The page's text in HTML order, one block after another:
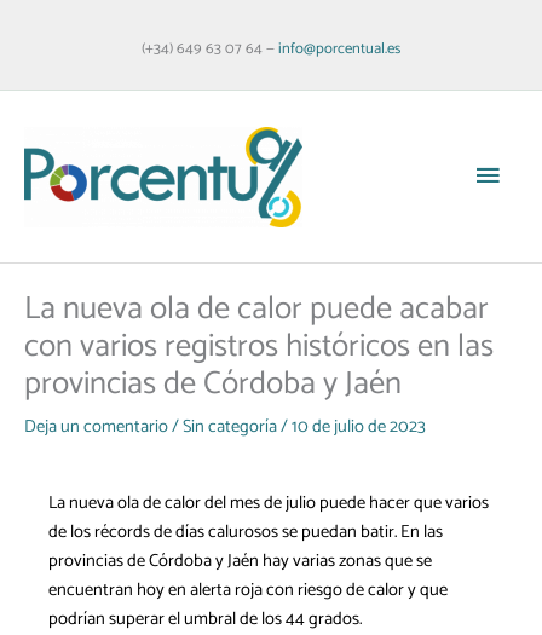
(+34) 649 63 07 64 —info@porcentual.es
La nueva ola de calor puede acabar
con varios registros históricos en las
provincias de Córdoba y Jaén
Deja un comentario/Sin categoría/10 de julio de 2023
La nueva ola de calor del mes de julio puede hacer que varios
de los récords de días calurosos se puedan batir. En las
provincias de Córdoba y Jaén hay varias zonas que se
encuentran hoy en alerta roja con riesgo de calor y que
podrían superar el umbral de los 44 grados.